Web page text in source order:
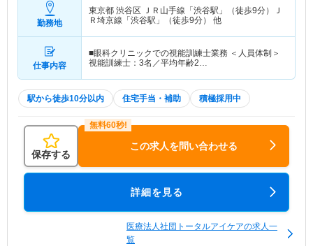
勤務地
東京都 渋谷区 ＪＲ山手線「渋谷駅」（徒歩9分）Ｊ
Ｒ埼京線「渋谷駅」（徒歩9分） 他
仕事内容
■眼科クリニックでの視能訓練士業務 ＜人員体制＞
視能訓練士：3名／平均年齢2…
駅から徒歩10分以内 住宅手当・補助 積極採用中
保存する
この求人を問い合わせる
詳細を見る
医療法人社団トータルアイケアの求人一
覧